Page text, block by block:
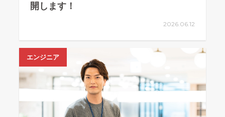
開します！
2026.06.12
エンジニア